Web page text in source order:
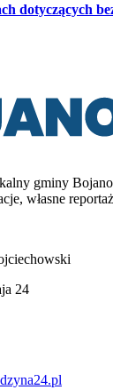
dotyczących
gminy
własne
24